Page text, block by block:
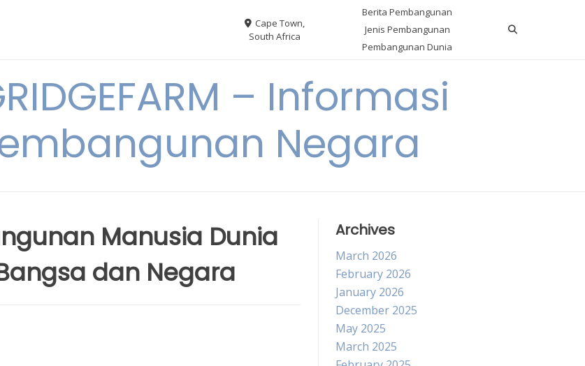
Cape Town,
South Africa
Berita Pembangunan
Jenis Pembangunan
Pembangunan Dunia
– Informasi
Negara
Manusia Dunia
dan Negara
Archives
March 2026
February 2026
January 2026
December 2025
May 2025
March 2025